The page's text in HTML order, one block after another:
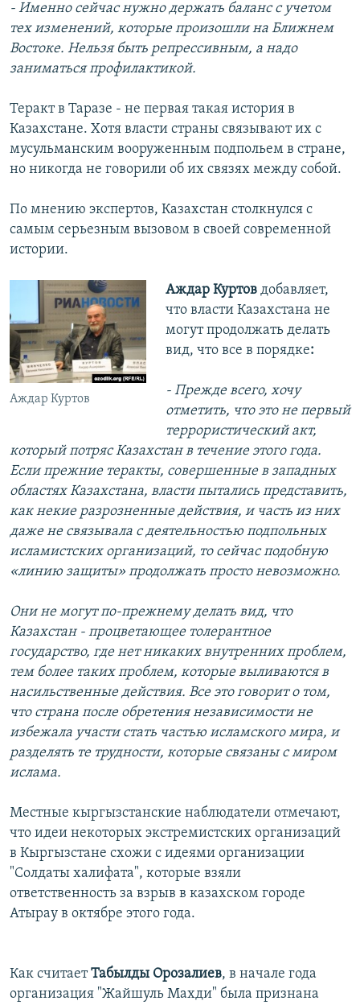
- Именно сейчас нужно держать баланс с учетом
тех изменений, которые произошли на Ближнем
Востоке. Нельзя быть репрессивным, а надо
заниматься профилактикой.
Теракт в Таразе - не первая такая история в
Казахстане. Хотя власти страны связывают их с
мусульманским вооруженным подпольем в стране,
но никогда не говорили об их связях между собой.
По мнению экспертов, Казахстан столкнулся с
самым серьезным вызовом в своей современной
истории.
Аждар Куртов
Аждар Куртов добавляет,
что власти Казахстана не
могут продолжать делать
вид, что все в порядке:
- Прежде всего, хочу
отметить, что это не первый
террористический акт,
который потряс Казахстан в течение этого года.
Если прежние теракты, совершенные в западных
областях Казахстана, власти пытались представить,
как некие разрозненные действия, и часть из них
даже не связывала с деятельностью подпольных
исламистских организаций, то сейчас подобную
«линию защиты» продолжать просто невозможно.
Они не могут по-прежнему делать вид, что
Казахстан - процветающее толерантное
государство, где нет никаких внутренних проблем,
тем более таких проблем, которые выливаются в
насильственные действия. Все это говорит о том,
что страна после обретения независимости не
избежала участи стать частью исламского мира, и
разделять те трудности, которые связаны с миром
ислама.
Местные кыргызстанские наблюдатели отмечают,
что идеи некоторых экстремистских организаций
в Кыргызстане схожи с идеями организации
"Солдаты халифата", которые взяли
ответственность за взрыв в казахском городе
Атырау в октябре этого года.
Как считаетТабылды Орозалиев, в начале года
организация "Жайшуль Махди" была признана